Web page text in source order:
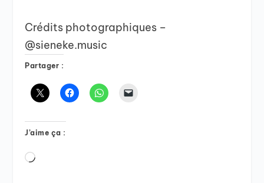
Crédits photographiques –
@sieneke.music
Partager :
J’aime ça :
Chargement…